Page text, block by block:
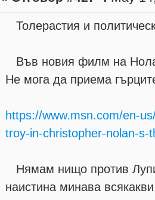
Толерастия и
Във новия филм на
Не мога да приема
https://www.msn.com/en-
troy-in-christopher-nolan-s-
Нямам нищо против
наистина минава